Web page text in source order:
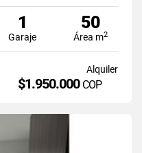
1
Garaje
50
Área m2
Alquiler
$1.950.000 COP